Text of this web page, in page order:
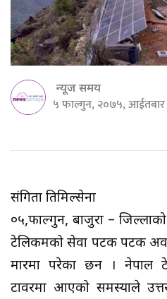
न्यूज समय
५ फाल्गुन, २०७५,
संगिता तिमिल्सेना
०५,फाल्गुन, बाजुरा – जिल्लाको
टेलिकमको सेवा पटक पटक
मारमा परेका छन । नेपाल
टावरमा आएको समस्याले